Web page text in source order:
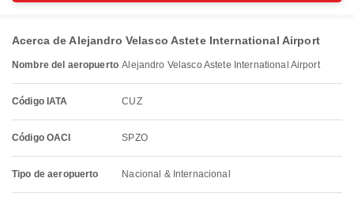
Acerca de Alejandro Velasco Astete International Airport
Nombre del aeropuerto Alejandro Velasco Astete International Airport
Código IATA CUZ
Código OACI SPZO
Tipo de aeropuerto Nacional & Internacional